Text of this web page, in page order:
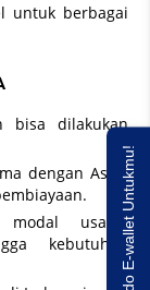
untuk berbagai
bisa dilakukan
dengan Astra
usaha,
kebutuhanSaldo E-wallet Untukmu!